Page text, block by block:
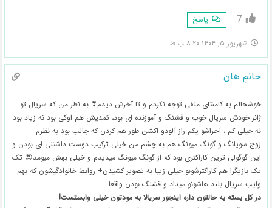
7 پاسخ
شهریور ۵, ۱۴۰۴ ۸:۲۰ ب.ظ
خانمِ هان
خوشحالم به کامنتای منفی توجه نکردم و تا آخرش دیدم❣ به نظر من که سریال تو
ژانر خودش سریال خوب و قشنگ و آموزنده ای بود، کمدیش هم اوکی بود نه زیاد بود
نه خیلی کم ، آخراشو یکم راز آلودو اکشن طور هم کردن که جالب بود به نظرم
زوج سویانگ و گونگ میونگ هم به چشم من خیلی ترکیب دوست داشتنی ای بودن و
این گوگولی ترین کاراکتری بود که از گونگ میونگ میدیدم و خیلی بهش میومد😍 تک
تک بازیگرا هم کاراکترشونو خیلی زیبا به تصویر کشیدن+ روابط خانوادگیشون که بهم
وایب سریال بلند هاشونو میداد و قشنگ بودن واقعا
در کل بسته به حالتون داره اینجور سریالا به مودتون خیلی وابستست!